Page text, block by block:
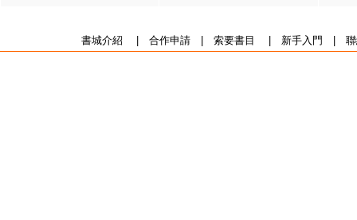
書城介紹 合作申請| 索要書目 新手入門